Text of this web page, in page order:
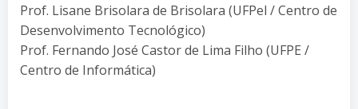
Prof. Lisane Brisolara de Brisolara (UFPel / Centro de
Desenvolvimento Tecnológico)
Prof. Fernando José Castor de Lima Filho (UFPE /
Centro de Informática)